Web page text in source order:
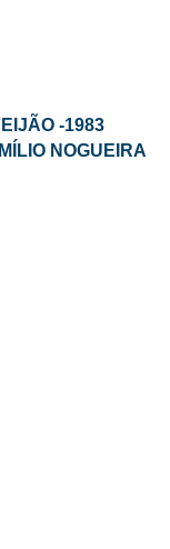
-1983
NOGUEIRA